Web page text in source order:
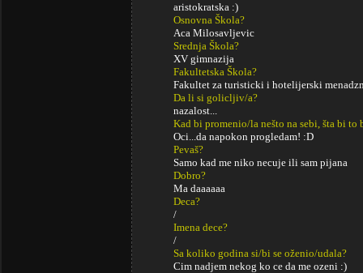
aristokratska :)
Osnovna Škola?
Aca Milosavljevic
Srednja Škola?
XV gimnazija
Fakultetska Škola?
Fakultet za turisticki i hotelijerski
Da li si golicljiv/a?
nazalost...
Kad bi promenio/la nešto na sebi, šta bi to
Oci...da napokon progledam! :D
Pevaš?
Samo kad me niko necuje ili sam pijana
Dobro?
Ma daaaaaa
Deca?
/
Imena dece?
/
Sa koliko godina si/bi se oženio/udala?
Cim nadjem nekog ko ce da me ozeni :)